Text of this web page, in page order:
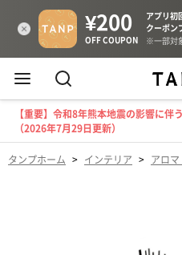
【重要】令和8年熊本地震の影響に
（2026年7月29日更新）
タンプホーム > インテリア > アロ